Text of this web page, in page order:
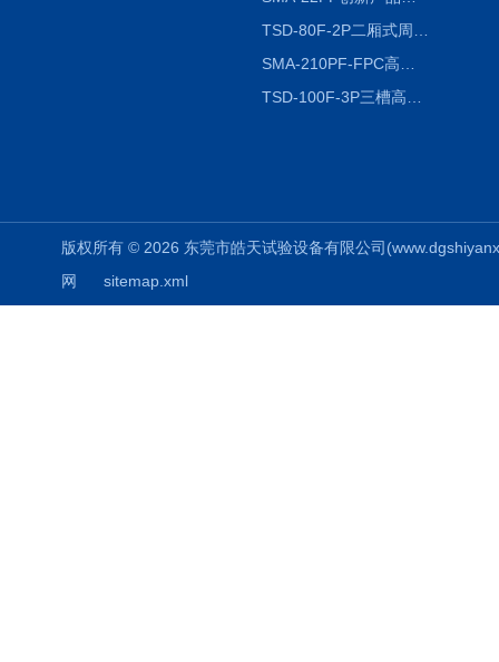
版权所有 © 2026 东莞市皓天试验设备有限公司
网
sitemap.xml